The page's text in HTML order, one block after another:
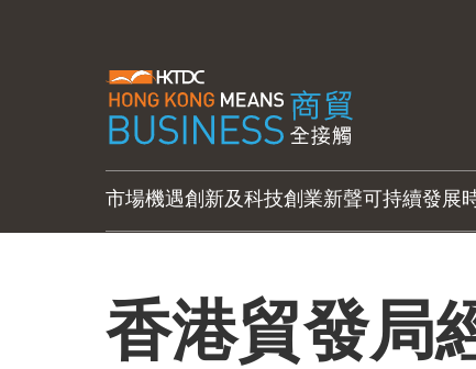
市場機遇創新及科技創業新聲可持續發展
香港貿發局